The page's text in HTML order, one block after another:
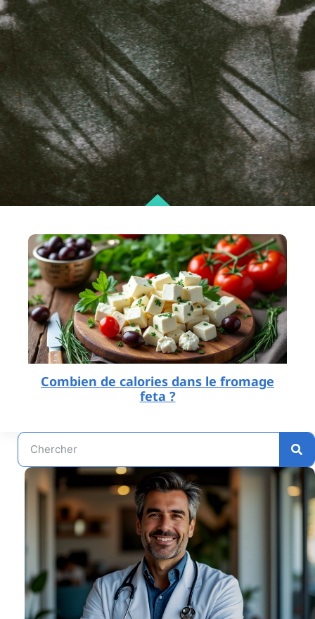
Combien de calories dans le fromage
feta ?